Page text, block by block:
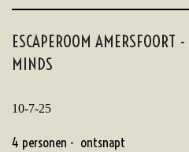
ESCAPEROOM AMERSFOORT
MINDS
10-7-25
4 personen - ontsnapt